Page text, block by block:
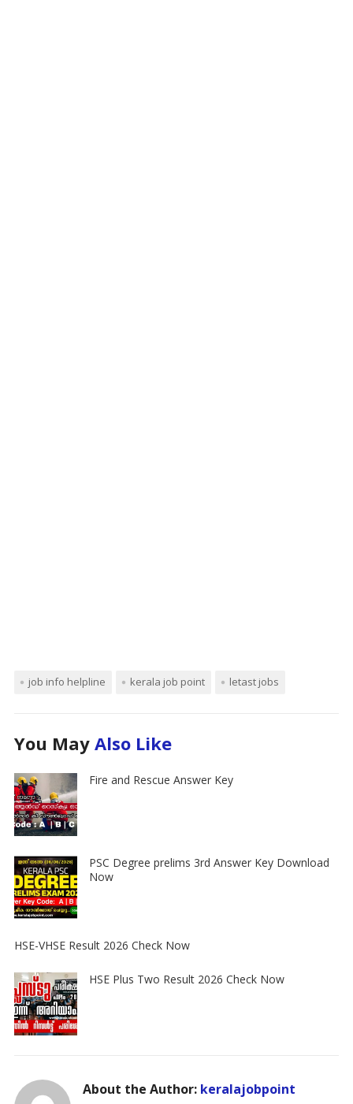
job info helpline kerala job point letast jobs
You May Also Like
Fire and Rescue Answer Key
PSC Degree prelims 3rd Answer Key Download
Now
HSE-VHSE Result 2026 Check Now
HSE Plus Two Result 2026 Check Now
About the Author: keralajobpoint